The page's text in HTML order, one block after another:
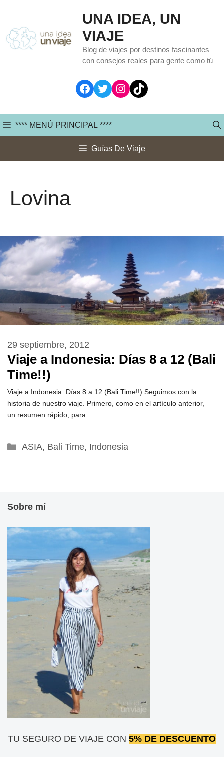
contenido
UNA IDEA, UN
VIAJE
Blog de viajes por destinos fascinantes
con consejos reales para gente como tú
Facebook
TwitterInstagram
TikTok
**** MENÚ PRINCIPAL ****
Guías De Viaje
Lovina
Viaje a Indonesia: Días 8 a 12 (Bali
Time!!)
29 septiembre, 2012
Viaje a Indonesia: Días 8 a 12 (Bali Time!!) Seguimos con la
historia de nuestro viaje. Primero, como en el artículo anterior,
un resumen rápido, para
Categorías
ASIA, Bali Time, Indonesia
Sobre mí
TU SEGURO DE VIAJE CON 5% DE DESCUENTO